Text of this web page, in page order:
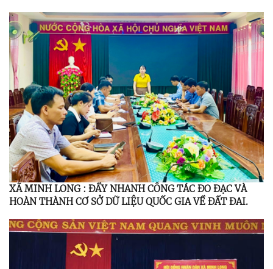
XÃ MINH LONG : ĐẨY NHANH CÔNG TÁC ĐO ĐẠC VÀ
HOÀN THÀNH CƠ SỞ DỮ LIỆU QUỐC GIA VỀ ĐẤT ĐAI.